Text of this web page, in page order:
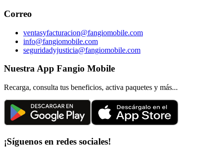
Correo
ventasyfacturacion@fangiomobile.com
info@fangiomobile.com
seguridadyjusticia@fangiomobile.com
Nuestra App Fangio Mobile
Recarga, consulta tus beneficios, activa paquetes y más...
¡Síguenos en redes sociales!